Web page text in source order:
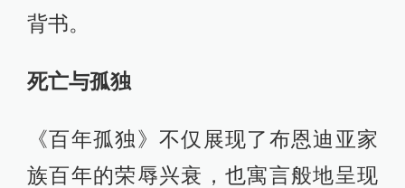
背书。
死亡与孤独
《百年孤独》不仅展现了布恩迪亚家
族百年的荣辱兴衰，也寓言般地呈现